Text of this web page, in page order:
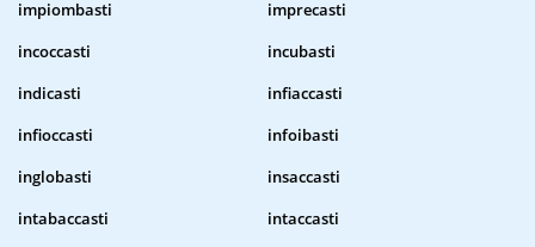
impiombasti
imprecasti
incoccasti
incubasti
indicasti
infiaccasti
infioccasti
infoibasti
inglobasti
insaccasti
intabaccasti
intaccasti